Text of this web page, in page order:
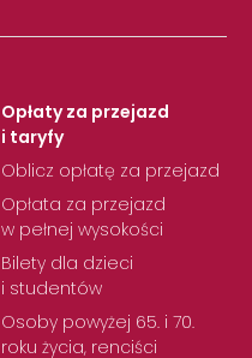
Opłaty za przejazd
i taryfy
Oblicz opłatę za przejazd
Opłata za przejazd
w pełnej wysokości
Bilety dla dzieci
i studentów
Osoby powyżej 65. i 70.
roku życia, renciści